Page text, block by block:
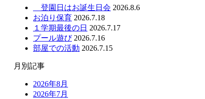
登園日はお誕生日会 2026.8.6
お泊り保育 2026.7.18
１学期最後の日 2026.7.17
プール遊び 2026.7.16
部屋での活動 2026.7.15
月別記事
2026年8月
2026年7月